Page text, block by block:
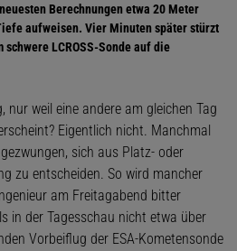
Berechnungen etwa 20 Meter
aufweisen. Vier Minuten später stürzt
LCROSS-Sonde auf die
weil eine andere am gleichen Tag
Eigentlich nicht. Manchmal
sich aus Platz- oder
zu entscheiden. So wird mancher
am Freitagabend bitter
in der Tagesschau nicht etwa über
Vorbeiflug der ESA-Kometensonde